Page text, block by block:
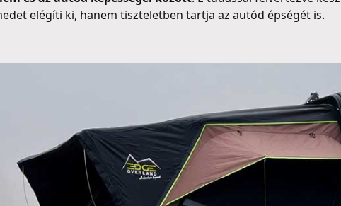
elégíti ki, hanem tiszteletben tartja az autód épségét is.